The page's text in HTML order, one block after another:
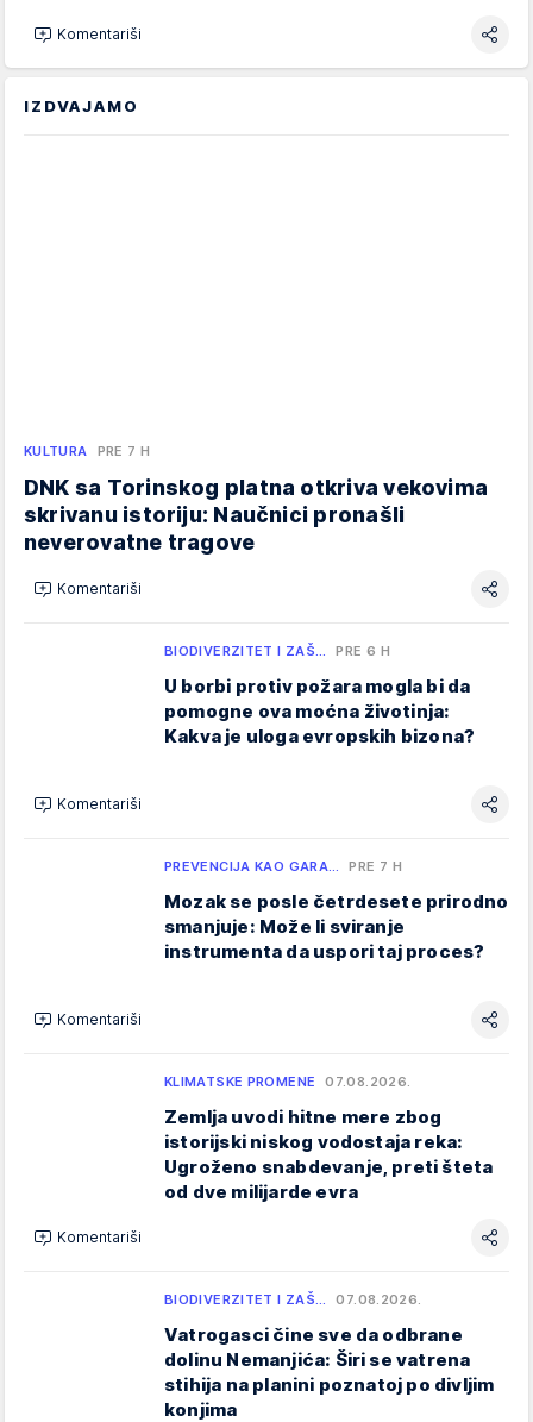
Komentariši
IZDVAJAMO
KULTURA PRE 7 H
DNK sa Torinskog platna otkriva vekovima
skrivanu istoriju: Naučnici pronašli
neverovatne tragove
Komentariši
BIODIVERZITET I ZAŠ… PRE 6 H
U borbi protiv požara mogla bi da
pomogne ova moćna životinja:
Kakva je uloga evropskih bizona?
Komentariši
PREVENCIJA KAO GARA… PRE 7 H
Mozak se posle četrdesete prirodno
smanjuje: Može li sviranje
instrumenta da uspori taj proces?
Komentariši
KLIMATSKE PROMENE 07.08.2026.
Zemlja uvodi hitne mere zbog
istorijski niskog vodostaja reka:
Ugroženo snabdevanje, preti šteta
od dve milijarde evra
Komentariši
BIODIVERZITET I ZAŠ… 07.08.2026.
Vatrogasci čine sve da odbrane
dolinu Nemanjića: Širi se vatrena
stihija na planini poznatoj po divljim
konjima